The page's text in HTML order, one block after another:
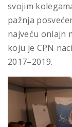
svojim
pažnja
najveću onlajn
koju je CPN
2017–2019.